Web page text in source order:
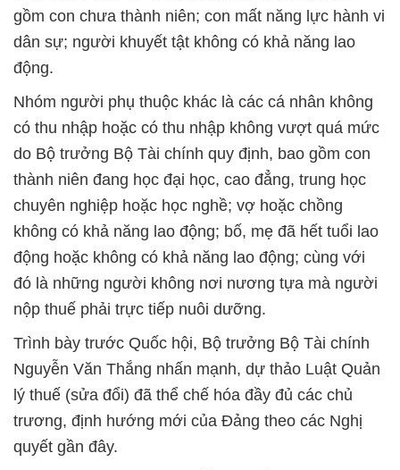
gồm con chưa thành niên; con mất năng lực hành vi
dân sự; người khuyết tật không có khả năng lao
động.
Nhóm người phụ thuộc khác là các cá nhân không
có thu nhập hoặc có thu nhập không vượt quá mức
do Bộ trưởng Bộ Tài chính quy định, bao gồm con
thành niên đang học đại học, cao đẳng, trung học
chuyên nghiệp hoặc học nghề; vợ hoặc chồng
không có khả năng lao động; bố, mẹ đã hết tuổi lao
động hoặc không có khả năng lao động; cùng với
đó là những người không nơi nương tựa mà người
nộp thuế phải trực tiếp nuôi dưỡng.
Trình bày trước Quốc hội, Bộ trưởng Bộ Tài chính
Nguyễn Văn Thắng nhấn mạnh, dự thảo Luật Quản
lý thuế (sửa đổi) đã thể chế hóa đầy đủ các chủ
trương, định hướng mới của Đảng theo các Nghị
quyết gần đây.